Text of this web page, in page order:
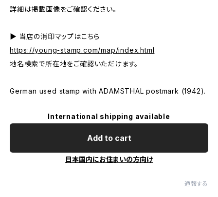
詳細は掲載画像をご確認ください。
▶ 当店の消印マップはこちら
https://young-stamp.com/map/index.html
地名検索で所在地をご確認いただけます。
German used stamp with ADAMSTHAL postmark (1942).
International shipping available
Add to cart
日本国内にお住まいの方向け
通報する